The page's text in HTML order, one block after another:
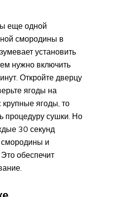
еще одной
смородины в
установить
нужно включить
Откройте дверцу
ягоды на
крупные ягоды, то
процедуру сушки. Но
30 секунд
смородины и
обеспечит